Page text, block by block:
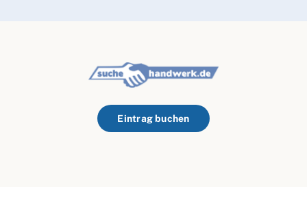
Eintrag buchen